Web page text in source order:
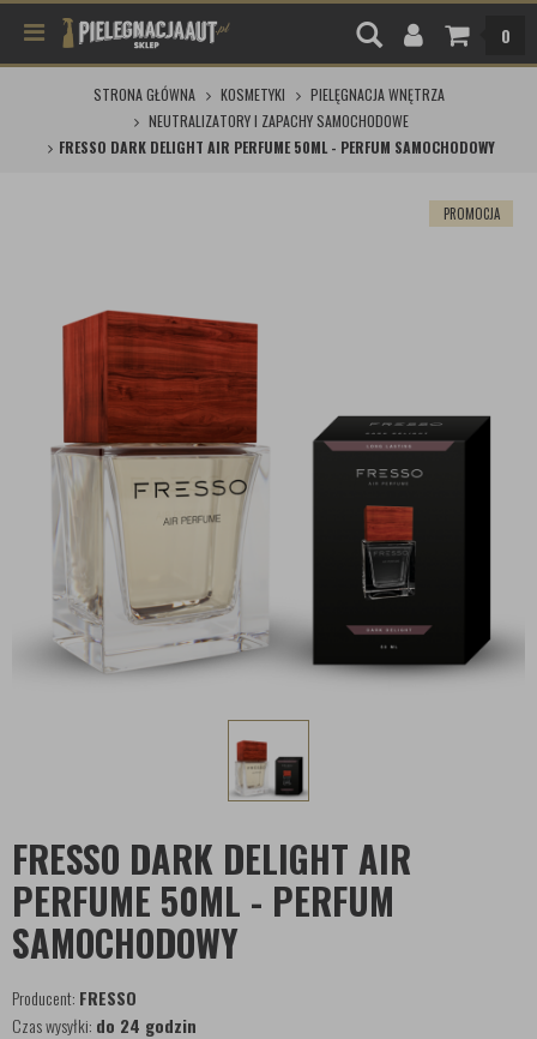
0
STRONA GŁÓWNA KOSMETYKI
PIELĘGNACJA WNĘTRZA
NEUTRALIZATORY I ZAPACHY SAMOCHODOWE
FRESSO DARK DELIGHT AIR PERFUME 50ML - PERFUM SAMOCHODOWY
PROMOCJA
FRESSO DARK DELIGHT AIR
PERFUME 50ML - PERFUM
SAMOCHODOWY
Producent: FRESSO
Czas wysyłki: do 24 godzin